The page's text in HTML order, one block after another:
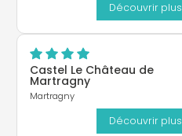
Découvrir plus
Castel Le Château de
Martragny
Martragny
Découvrir plus